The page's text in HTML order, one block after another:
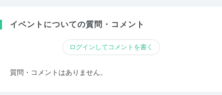
イベントについての質問・コメント
ログインしてコメントを書く
質問・コメントはありません。